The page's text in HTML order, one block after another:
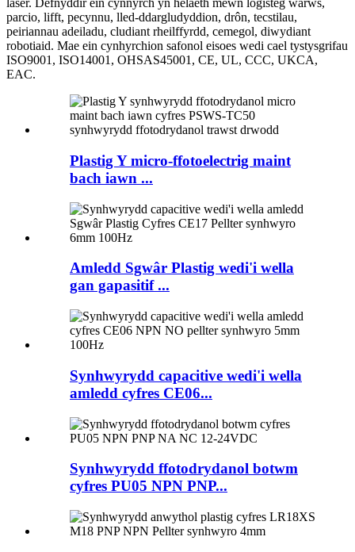
laser. Defnyddir ein cynnyrch yn helaeth mewn logisteg warws,
parcio, lifft, pecynnu, lled-ddargludyddion, drôn, tecstilau,
peiriannau adeiladu, cludiant rheilffyrdd, cemegol, diwydiant
robotiaid. Mae ein cynhyrchion safonol eisoes wedi cael tystysgrifau
ISO9001, ISO14001, OHSAS45001, CE, UL, CCC, UKCA,
EAC.
Plastig Y micro-ffotoelectrig maint
bach iawn ...
Amledd Sgwâr Plastig wedi'i wella
gan gapasitif ...
Synhwyrydd capacitive wedi'i wella
amledd cyfres CE06...
Synhwyrydd ffotodrydanol botwm
cyfres PU05 NPN PNP...